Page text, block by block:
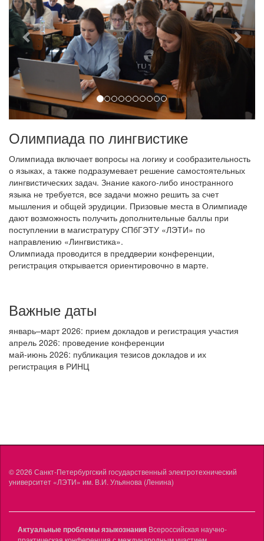
Олимпиада по лингвистике
Олимпиада включает вопросы на логику и сообразительность
о языках, а также подразумевает решение самостоятельных
лингвистических задач. Знание какого-либо иностранного
языка не требуется, все задачи можно решить за счет
мышления и общей эрудиции. Призовые места в Олимпиаде
дают возможность получить дополнительные баллы при
поступлении в магистратуру СПбГЭТУ «ЛЭТИ» по
направлению «Лингвистика».
Олимпиада проводится в преддверии конференции,
регистрация открывается ориентировочно в марте.
Важные даты
январь–март 2026: прием докладов и регистрация участия
апрель 2026: проведение конференции
май-июнь 2026: публикация тезисов докладов и их
регистрация в РИНЦ
© 2026 Санкт-Петербургский государственный электротехнический
университет «ЛЭТИ» им. В.И. Ульянова (Ленина)
Актуальные проблемы языкознания Всероссийская научно-